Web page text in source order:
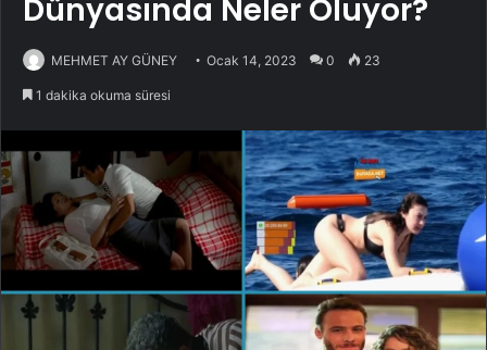
Dünyasında Neler Oluyor?
MEHMET AY GÜNEY Ocak 14, 2023 0 23
1 dakika okuma süresi